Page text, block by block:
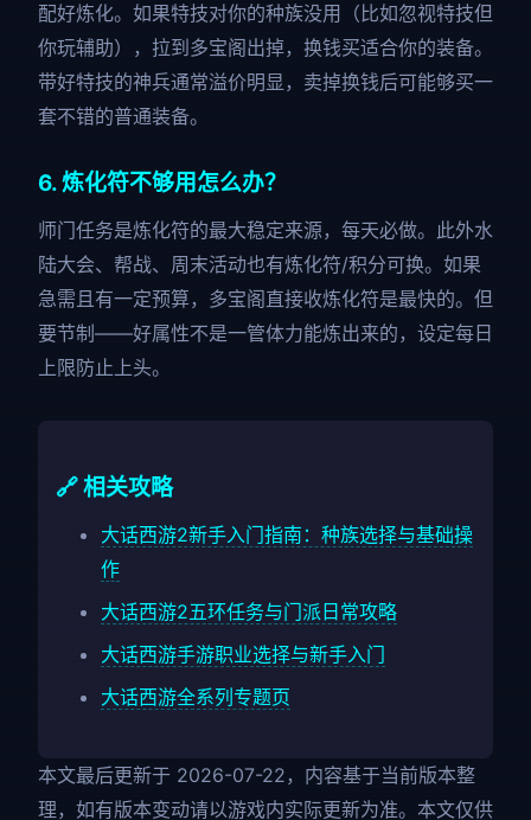
配好炼化。如果特技对你的种族没用（比如忽视特技但
你玩辅助），拉到多宝阁出掉，换钱买适合你的装备。
带好特技的神兵通常溢价明显，卖掉换钱后可能够买一
套不错的普通装备。
6. 炼化符不够用怎么办？
师门任务是炼化符的最大稳定来源，每天必做。此外水
陆大会、帮战、周末活动也有炼化符/积分可换。如果
急需且有一定预算，多宝阁直接收炼化符是最快的。但
要节制——好属性不是一管体力能炼出来的，设定每日
上限防止上头。
🔗 相关攻略
大话西游2新手入门指南：种族选择与基础操
作
大话西游2五环任务与门派日常攻略
大话西游手游职业选择与新手入门
大话西游全系列专题页
本文最后更新于 2026-07-22，内容基于当前版本整
理，如有版本变动请以游戏内实际更新为准。本文仅供